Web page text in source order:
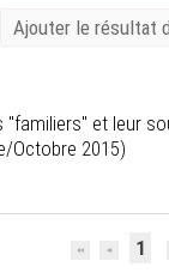
Ajouter le résultat
"familiers" et leur
Octobre 2015)
1